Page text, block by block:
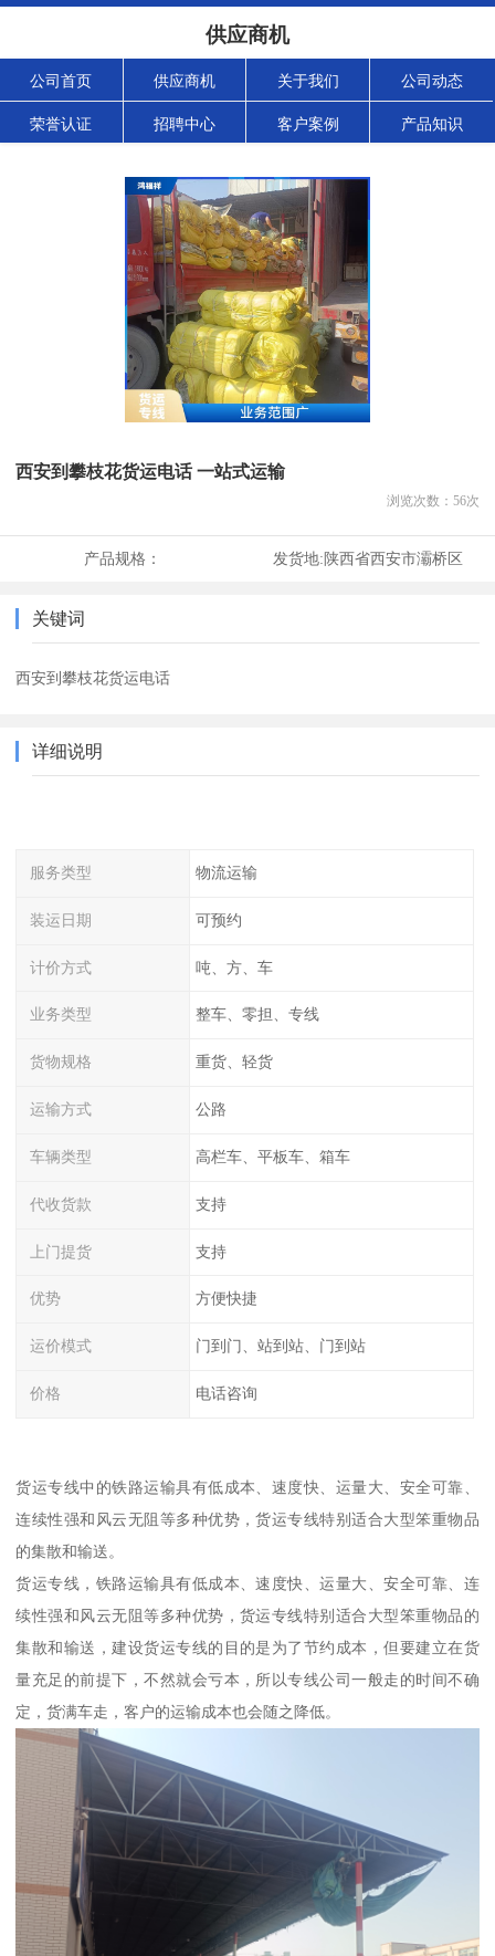
供应商机
公司首页 供应商机 关于我们 公司动态
荣誉认证 招聘中心 客户案例 产品知识
西安到攀枝花货运电话 一站式运输
浏览次数： 56次
产品规格： 发货地:陕西省西安市灞桥区
关键词
西安到攀枝花货运电话
详细说明
服务类型 物流运输
装运日期 可预约
计价方式 吨、方、车
业务类型 整车、零担、专线
货物规格 重货、轻货
运输方式 公路
车辆类型 高栏车、平板车、箱车
代收货款 支持
上门提货 支持
优势 方便快捷
运价模式 门到门、站到站、门到站
价格 电话咨询
货运专线中的铁路运输具有低成本、速度快、运量大、安全可靠、
连续性强和风云无阻等多种优势，货运专线特别适合大型笨重物品
的集散和输送。
货运专线，铁路运输具有低成本、速度快、运量大、安全可靠、连
续性强和风云无阻等多种优势，货运专线特别适合大型笨重物品的
集散和输送，建设货运专线的目的是为了节约成本，但要建立在货
量充足的前提下，不然就会亏本，所以专线公司一般走的时间不确
定，货满车走，客户的运输成本也会随之降低。